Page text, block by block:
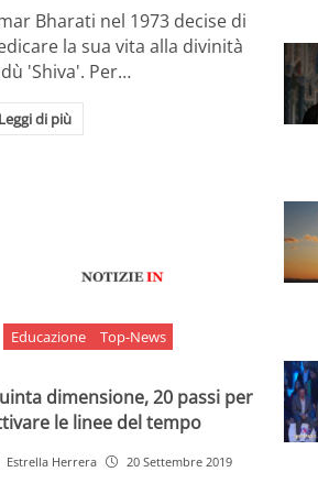
Bharati nel 1973 decise di
la sua vita alla divinità
'Shiva'. Per…
Leggi di più
Educazione Top-News
dimensione, 20 passi per
le linee del tempo
Estrella Herrera 20 Settembre 2019